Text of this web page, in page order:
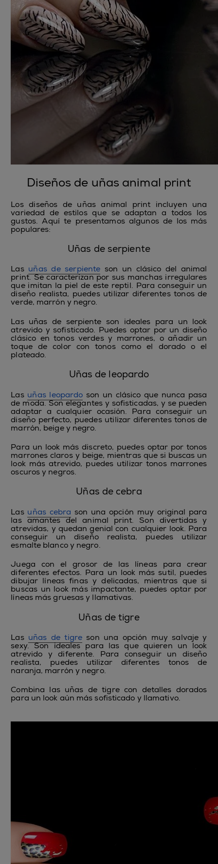
Diseños de uñas animal print
Los diseños de uñas animal print incluyen una
variedad de estilos que se adaptan a todos los
gustos. Aquí te presentamos algunos de los más
populares:
Uñas de serpiente
Las uñas de serpiente son un clásico del animal
print. Se caracterizan por sus manchas irregulares
que imitan la piel de este reptil. Para conseguir un
diseño realista, puedes utilizar diferentes tonos de
verde, marrón y negro.
Las uñas de serpiente son ideales para un look
atrevido y sofisticado. Puedes optar por un diseño
clásico en tonos verdes y marrones, o añadir un
toque de color con tonos como el dorado o el
plateado.
Uñas de leopardo
Las uñas leopardo son un clásico que nunca pasa
de moda. Son elegantes y sofisticadas, y se pueden
adaptar a cualquier ocasión. Para conseguir un
diseño perfecto, puedes utilizar diferentes tonos de
marrón, beige y negro.
Para un look más discreto, puedes optar por tonos
marrones claros y beige, mientras que si buscas un
look más atrevido, puedes utilizar tonos marrones
oscuros y negros.
Uñas de cebra
Las uñas cebra son una opción muy original para
las amantes del animal print. Son divertidas y
atrevidas, y quedan genial con cualquier look. Para
conseguir un diseño realista, puedes utilizar
esmalte blanco y negro.
Juega con el grosor de las líneas para crear
diferentes efectos. Para un look más sutil, puedes
dibujar líneas finas y delicadas, mientras que si
buscas un look más impactante, puedes optar por
líneas más gruesas y llamativas.
Uñas de tigre
Las uñas de tigre son una opción muy salvaje y
sexy. Son ideales para las que quieren un look
atrevido y diferente. Para conseguir un diseño
realista, puedes utilizar diferentes tonos de
naranja, marrón y negro.
Combina las uñas de tigre con detalles dorados
para un look aún más sofisticado y llamativo.